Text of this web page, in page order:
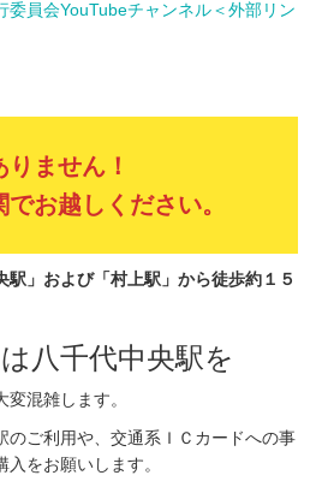
委員会YouTubeチャンネル＜外部リン
ません！
お越しください。
駅」および「村上駅」から徒歩約１５
八千代中央駅を
混雑します。
のご利用や、交通系ＩＣカードへの事
をお願いします。